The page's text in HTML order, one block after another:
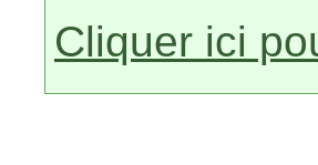
Cliquer ici